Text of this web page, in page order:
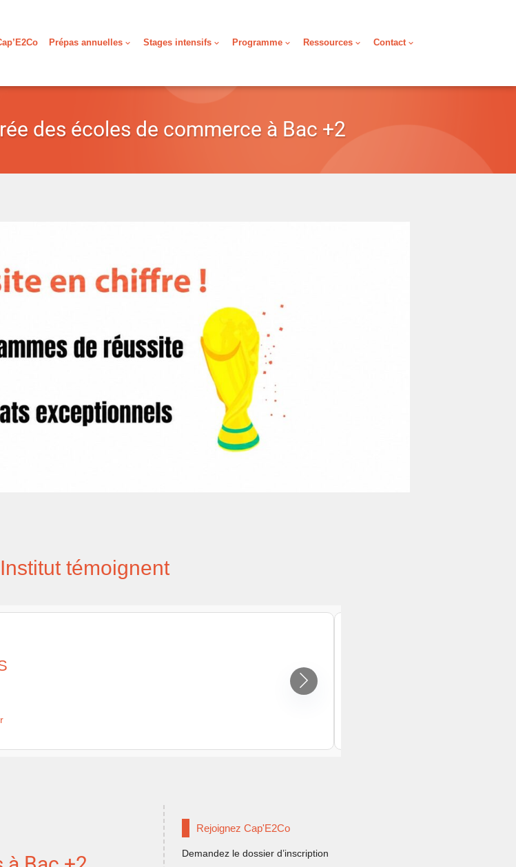
Prépas annuelles Stages intensifs Programme Ressources Contact
des écoles de commerce à Bac +2
témoignent
Rejoignez Cap'E2Co
Demandez le dossier d’inscription